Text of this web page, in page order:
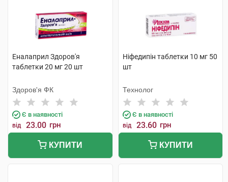
Еналаприл Здоров'я
таблетки 20 мг 20 шт
Здоров'я ФК
Є в наявності
від 23.00 грн
КУПИТИ
Ніфедипін таблетки 10 мг 50
шт
Технолог
Є в наявності
від 23.60 грн
КУПИТИ